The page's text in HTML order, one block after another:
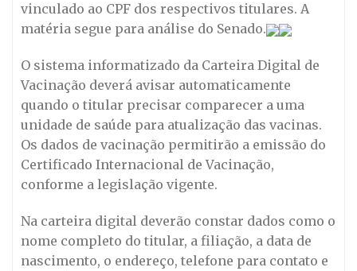
vinculado ao CPF dos respectivos titulares. A
matéria segue para análise do Senado.
O sistema informatizado da Carteira Digital de
Vacinação deverá avisar automaticamente
quando o titular precisar comparecer a uma
unidade de saúde para atualização das vacinas.
Os dados de vacinação permitirão a emissão do
Certificado Internacional de Vacinação,
conforme a legislação vigente.
Na carteira digital deverão constar dados como o
nome completo do titular, a filiação, a data de
nascimento, o endereço, telefone para contato e